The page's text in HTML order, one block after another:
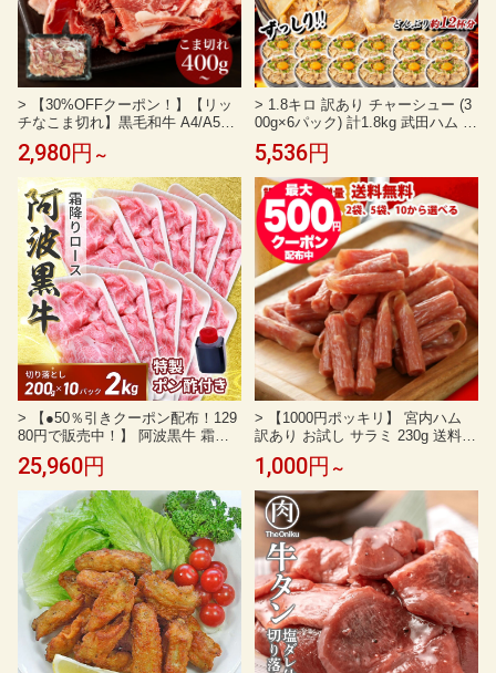
> 【30%OFFクーポン！】【リッ
チなこま切れ】黒毛和牛 A4/A5ラ
ンク 限定 400g 800g 1.2kg 切り落
とし 不揃いのため訳あり 煮込み
肉 焼きしゃぶ 牛丼 カレー ビーフ
シチュー 肉じゃが しゃぶしゃぶ
すき焼き 小間切れ 切り落とし お
取り寄せグルメ 送料無料
2,980円 ～
> 1.8キロ 訳あり チャーシュー (3
00g×6パック) 計1.8kg 武田ハム 切
り落とし 国産 豚肉 焼豚 焼き豚 惣
菜 食品 小分け 冷凍 おつまみ お取
り寄せ ギフト 業務用 レンジ ラー
メン チャーハン ストック ストッ
ク 冷凍 夏ギフト
5,536円
> 【●50％引きクーポン配布！129
80円で販売中！】 阿波黒牛 霜降
り 牛 ロース 切り落とし 2kg（約2
00g×10）濃厚 ポン酢 付き♪（柚子
とゆこうを使用）送料無料 牛肉
切り落とし 牛肉 訳あり 牛肉 肩ロ
ース 牛丼 牛肉 すき焼き お取り寄
せグルメ 牛肉 ロース 切り落とし
25,960円
> 【1000円ポッキリ】 宮内ハム
訳あり お試し サラミ 230g 送料無
料 [ 形不揃い 無選別 ] おつまみ 珍
味 酒の肴 買い回り 1000円ポッキ
リ 送料無料 ポイント消化 送料無
1袋、2袋、5袋、10袋から選べる
つまみ 大容量 山形産 サラミ ソー
セージ 家飲み おつまみ カルパス
pt10
1,000円 ～